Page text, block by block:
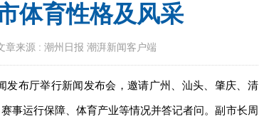
体育性格及风采
章来源 : 潮州日报 潮湃新闻客户端
发布厅举行新闻发布会，邀请广州、汕头、肇庆、清
事运行保障、体育产业等情况并答记者问。副市长周